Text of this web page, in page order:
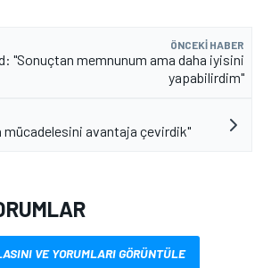
ÖNCEKI HABER
"Sonuçtan memnunum ama daha iyisini
yapabilirdim"
mücadelesini avantaja çevirdik"
VE YORUMLARI GÖRÜNTÜLE